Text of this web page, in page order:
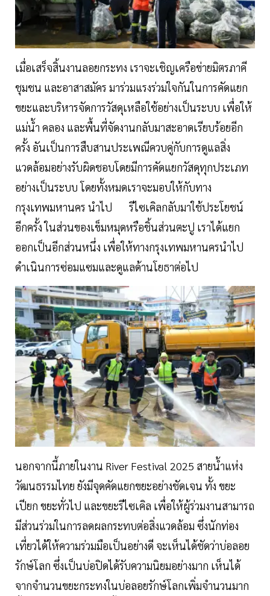
เมื่อเสร็จสิ้นงานลอยกระทง เราจะเชิญเครือข่ายมิตรภาคี
ชุมชน และอาสาสมัคร มาร่วมแรงร่วมใจกันในการคัดแยก
ขยะและบริหารจัดการวัสดุเหลือใช้อย่างเป็นระบบ เพื่อให้
แม่น้ำ คลอง และพื้นที่จัดงานกลับมาสะอาดเรียบร้อยอีก
ครั้ง อันเป็นการสืบสานประเพณีควบคู่กับการดูแลสิ่ง
แวดล้อมอย่างรับผิดชอบโดยมีการคัดแยกวัสดุทุกประเภท
อย่างเป็นระบบ โดยทั้งหมดเราจะมอบให้กับทาง
กรุงเทพมหานคร นำไป รีไซเคิลกลับมาใช้ประโยชน์
อีกครั้ง ในส่วนของเข็มหมุดหรือชิ้นส่วนตะปู เราได้แยก
ออกเป็นอีกส่วนหนึ่ง เพื่อให้ทางกรุงเทพมหานครนำไป
ดำเนินการซ่อมแซมและดูแลด้านโยธาต่อไป
นอกจากนี้ภายในงาน River Festival 2025 สายน้ำแห่ง
วัฒนธรรมไทย ยังมีจุดคัดแยกขยะอย่างชัดเจน ทั้ง ขยะ
เปียก ขยะทั่วไป และขยะรีไซเคิล เพื่อให้ผู้ร่วมงานสามารถ
มีส่วนร่วมในการลดผลกระทบต่อสิ่งแวดล้อม ซึ่งนักท่อง
เที่ยวได้ให้ความร่วมมือเป็นอย่างดี จะเห็นได้ชัดว่าบ่อลอย
รักษ์โลก ซึ่งเป็นบ่อปิดได้รับความนิยมอย่างมาก เห็นได้
จากจำนวนขยะกระทงในบ่อลอยรักษ์โลกเพิ่มจำนวนมาก